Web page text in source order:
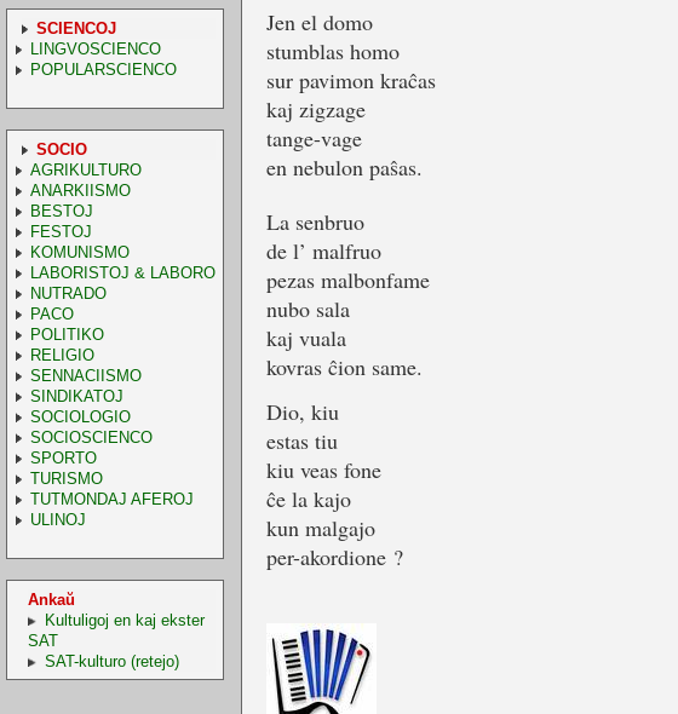
SCIENCOJ
LINGVOSCIENCO
POPULARSCIENCO
SOCIO
AGRIKULTURO
ANARKIISMO
BESTOJ
FESTOJ
KOMUNISMO
LABORISTOJ & LABORO
NUTRADO
PACO
POLITIKO
RELIGIO
SENNACIISMO
SINDIKATOJ
SOCIOLOGIO
SOCIOSCIENCO
SPORTO
TURISMO
TUTMONDAJ AFEROJ
ULINOJ
Ankaŭ
Kultuligoj en kaj ekster
SAT
SAT-kulturo (retejo)
Jen el domo
stumblas homo
sur pavimon kraĉas
kaj zigzage
tange-vage
en nebulon paŝas.
La senbruo
de l’ malfruo
pezas malbonfame
nubo sala
kaj vuala
kovras ĉion same.
Dio, kiu
estas tiu
kiu veas fone
ĉe la kajo
kun malgajo
per-akordione ?